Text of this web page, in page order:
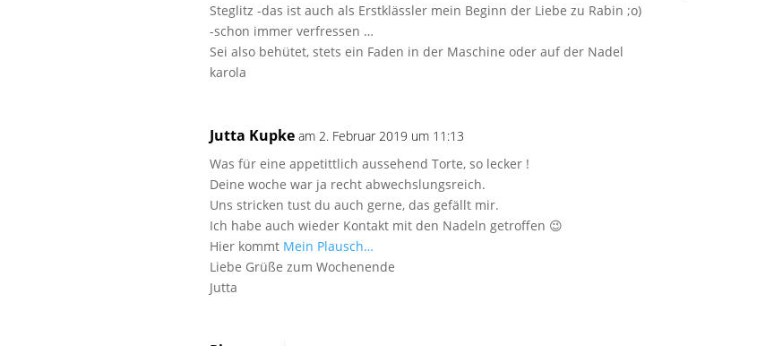
Steglitz -das ist auch als Erstklässler mein Beginn der Liebe zu Rabin ;o)
-schon immer verfressen …
Sei also behütet, stets ein Faden in der Maschine oder auf der Nadel
karola
Jutta Kupke am 2. Februar 2019 um 11:13
Was für eine appetittlich aussehend Torte, so lecker !
Deine woche war ja recht abwechslungsreich.
Uns stricken tust du auch gerne, das gefällt mir.
Ich habe auch wieder Kontakt mit den Nadeln getroffen 😉
Hier kommt Mein Plausch…
Liebe Grüße zum Wochenende
Jutta